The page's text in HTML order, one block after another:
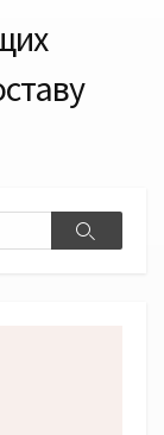
Поиск